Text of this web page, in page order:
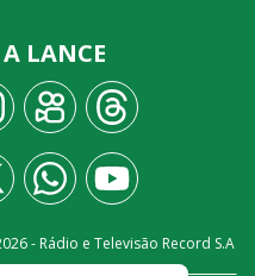
LANCE
- Rádio e Televisão Record S.A